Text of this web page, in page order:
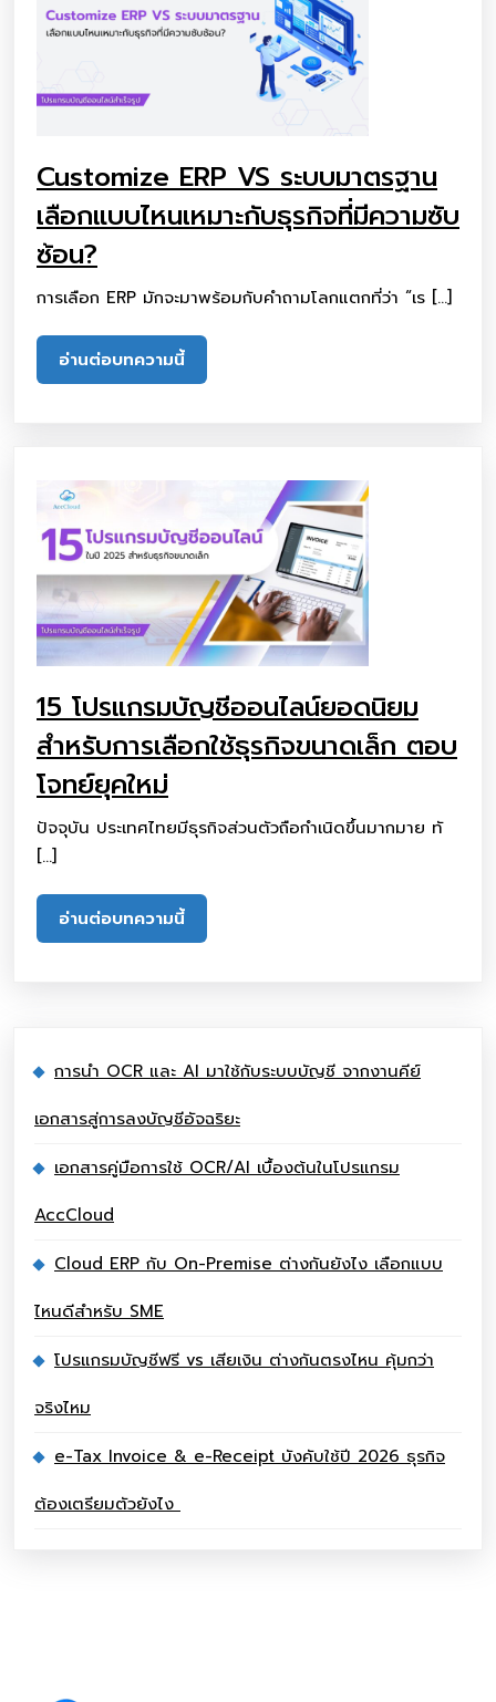
Customize ERP VS ระบบมาตรฐาน
เลือกแบบไหนเหมาะกับธุรกิจที่มีความซับ
ซ้อน?
การเลือก ERP มักจะมาพร้อมกับคำถามโลกแตกที่ว่า “เร […]
อ่านต่อบทความนี้
15 โปรแกรมบัญชีออนไลน์ยอดนิยม
สำหรับการเลือกใช้ธุรกิจขนาดเล็ก ตอบ
โจทย์ยุคใหม่
ปัจจุบัน ประเทศไทยมีธุรกิจส่วนตัวถือกำเนิดขึ้นมากมาย ทั
[…]
อ่านต่อบทความนี้
การนำ OCR และ AI มาใช้กับระบบบัญชี จากงานคีย์
เอกสารสู่การลงบัญชีอัจฉริยะ
เอกสารคู่มือการใช้ OCR/AI เบื้องต้นในโปรแกรม
AccCloud
Cloud ERP กับ On-Premise ต่างกันยังไง เลือกแบบ
ไหนดีสำหรับ SME
โปรแกรมบัญชีฟรี vs เสียเงิน ต่างกันตรงไหน คุ้มกว่า
จริงไหม
e-Tax Invoice & e-Receipt บังคับใช้ปี 2026 ธุรกิจ
ต้องเตรียมตัวยังไง